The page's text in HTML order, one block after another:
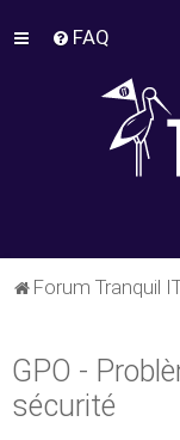
FAQ
Forum Tranquil
GPO -
sécurité